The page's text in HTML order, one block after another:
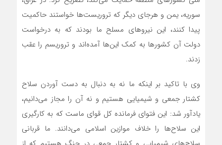
سوریه، یمن و هرجای دیگر که تروریست‌ها خواستند حاکمیت
پیدا کنند، این نیروهای مسلح ما بودند که به درخواست
دولت آن کشورها به کمک این‌ها آمده‌اند و تروریسم را عقب
زدند.
وی با تاکید بر اینکه ما نه به دنبال به دست آوردن سلاح
کشتار جمعی و شیمیایی هستیم و نه آن را مجاز می‌دانیم،
یادآور شد: این فتوای فرمانده کل قوای ماست که به کارگیری
این سلاح‌ها را خلاف موازین اسلامی می‌دانند. ما قربانی